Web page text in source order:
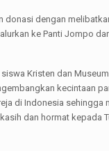
dengan
ke Panti Jompo
Kristen dan
kecintaan
di Indonesia
dan hormat kepada